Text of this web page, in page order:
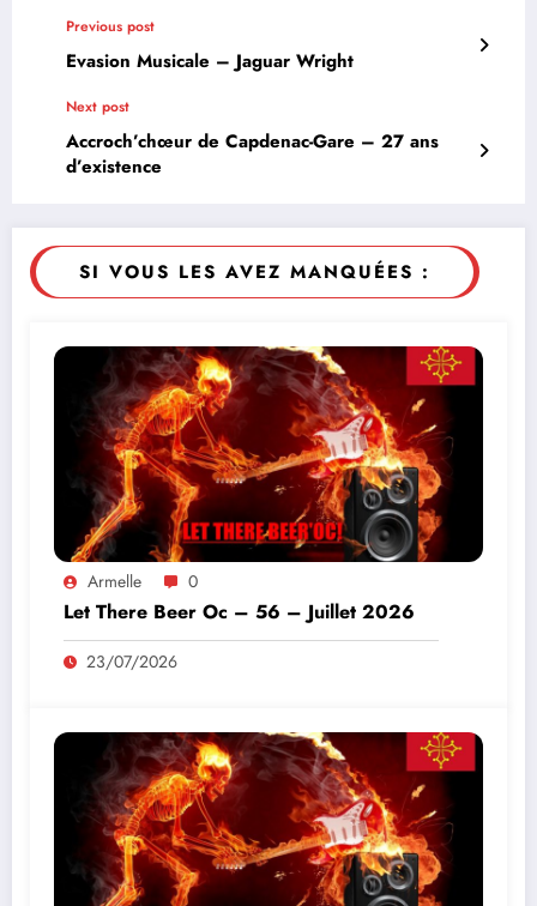
Previous post
Evasion Musicale – Jaguar Wright
Next post
Accroch’chœur de Capdenac-Gare – 27 ans
d’existence
SI VOUS LES AVEZ MANQUÉES :
Armelle 0
Let There Beer Oc – 56 – Juillet 2026
23/07/2026